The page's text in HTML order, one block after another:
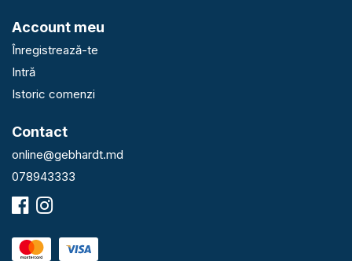
Account meu
Înregistrează-te
Intră
Istoric comenzi
Contact
online@gebhardt.md
078943333